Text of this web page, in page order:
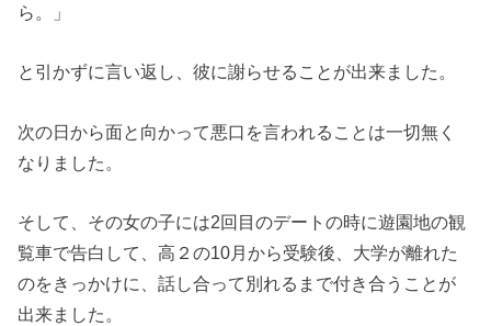
ら。」
と引かずに言い返し、彼に謝らせることが出来ました。
次の日から面と向かって悪口を言われることは一切無く
なりました。
そして、その女の子には2回目のデートの時に遊園地の観
覧車で告白して、高２の10月から受験後、大学が離れた
のをきっかけに、話し合って別れるまで付き合うことが
出来ました。